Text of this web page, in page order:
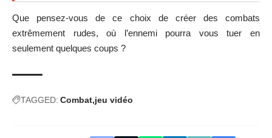
Que pensez-vous de ce choix de créer des combats
extrêmement rudes, où l’ennemi pourra vous tuer en
seulement quelques coups ?
TAGGED: Combat jeu vidéo